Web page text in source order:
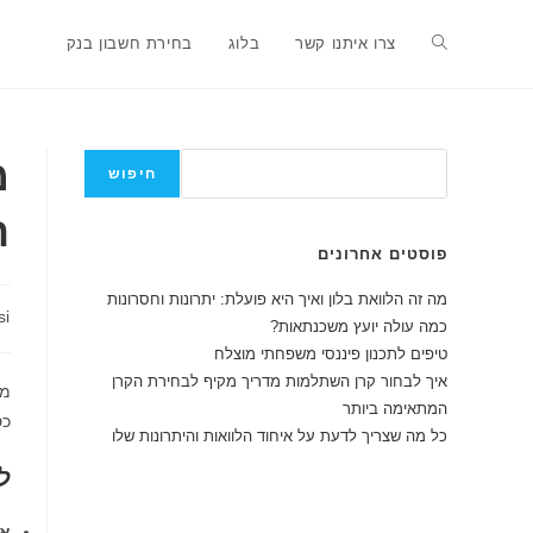
בחירת חשבון בנק בלוג צרו איתנו קשר Toggle
מחבר:
חיפוש
פוסטים אחרונים
מה זה הלוואת בלון ואיך היא פועלת: יתרונות וחסרונות
כמה עולה יועץ משכנתאות?
טיפים לתכנון פיננסי משפחתי מוצלח
איך לבחור קרן השתלמות מדריך מקיף לבחירת הקרן
המתאימה ביותר
כל מה שצריך לדעת על איחוד הלוואות והיתרונות שלו